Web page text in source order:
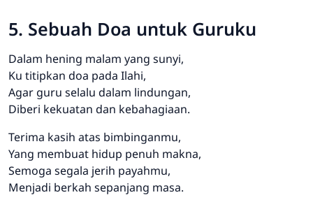
5. Sebuah Doa untuk Guruku
Dalam hening malam yang sunyi,
Ku titipkan doa pada Ilahi,
Agar guru selalu dalam lindungan,
Diberi kekuatan dan kebahagiaan.
Terima kasih atas bimbinganmu,
Yang membuat hidup penuh makna,
Semoga segala jerih payahmu,
Menjadi berkah sepanjang masa.